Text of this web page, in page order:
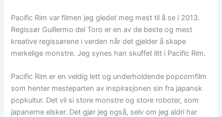
Pacific Rim var filmen jeg gledet meg mest til å se i 2013.
Regissør Guillermo del Toro er en av de beste og mest
kreative regissørene i verden når det gjelder å skape
merkelige monstre. Jeg synes han skuffet litt i Pacific Rim.
Pacific Rim er en veldig lett og underholdende popcornfilm
som henter mesteparten av inspirasjonen sin fra japansk
popkultur. Det vil si store monstre og store roboter, som
japanerne elsker. Det gjør jeg også, selv om jeg aldri har